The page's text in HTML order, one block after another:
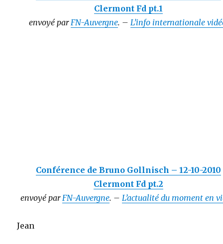
Clermont Fd pt.1
envoyé parFN-Auvergne. –L’info internationale
Conférence de Bruno Gollnisch – 12-10-2010
Clermont Fd pt.2
envoyé parFN-Auvergne. – L’actualité du moment en
Jean